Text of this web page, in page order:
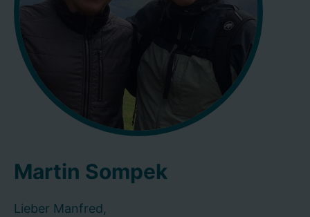
Martin Sompek
Lieber Manfred,